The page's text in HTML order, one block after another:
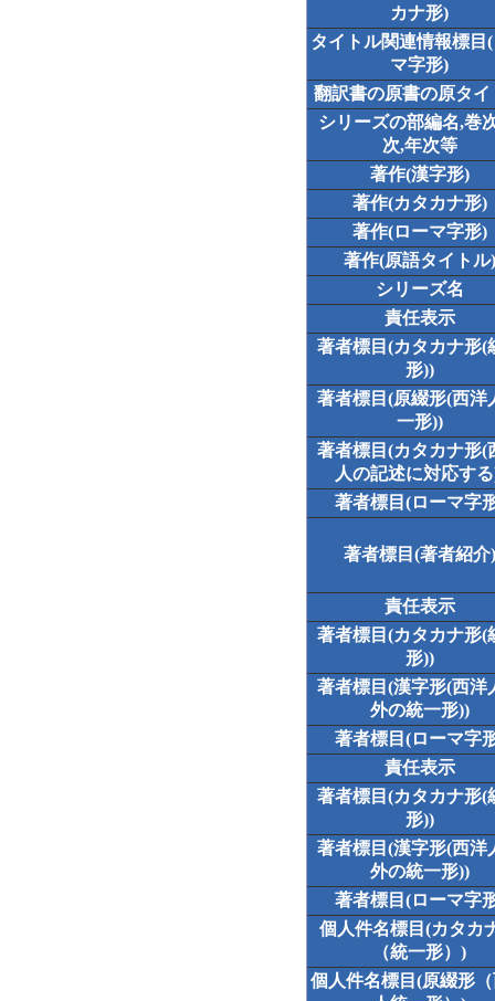
カナ形)
タイトル関連情報標目
マ字形)
翻訳書の原書の原タイ
シリーズの部編名,巻
次,年次等
著作(漢字形)
著作(カタカナ形)
著作(ローマ字形)
著作(原語タイトル)
シリーズ名
責任表示
著者標目(カタカナ形(
形))
著者標目(原綴形(西洋
一形))
著者標目(カタカナ形(
人の記述に対応す
著者標目(ローマ字
著者標目(著者紹介)
責任表示
著者標目(カタカナ形(
形))
著者標目(漢字形(西洋
外の統一形))
著者標目(ローマ字
責任表示
著者標目(カタカナ形(
形))
著者標目(漢字形(西洋
外の統一形))
著者標目(ローマ字
個人件名標目(カタカ
（統一形）)
個人件名標目(原綴形